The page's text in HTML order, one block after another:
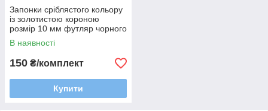
Запонки сріблястого кольору
із золотистою короною
розмір 10 мм футляр чорного
кольору
В наявності
150 ₴/комплект
Купити